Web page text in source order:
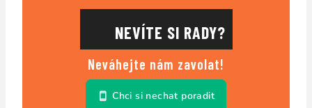
NEVÍTE SI RADY?
Neváhejte nám zavolat!
Chci si nechat poradit